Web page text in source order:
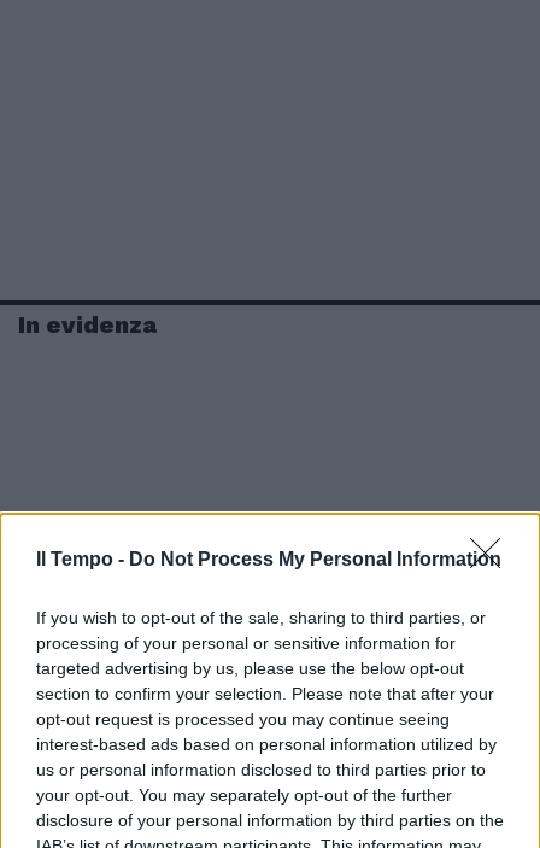
Il Tempo - Do Not Process My Personal Information
If you wish to opt-out of the sale, sharing to third parties, or
processing of your personal or sensitive information for
targeted advertising by us, please use the below opt-out
section to confirm your selection. Please note that after your
opt-out request is processed you may continue seeing
interest-based ads based on personal information utilized by
us or personal information disclosed to third parties prior to
your opt-out. You may separately opt-out of the further
disclosure of your personal information by third parties on the
In evidenza